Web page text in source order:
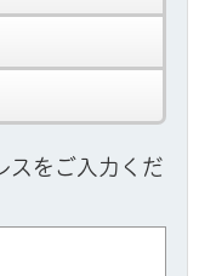
スをご入力くだ